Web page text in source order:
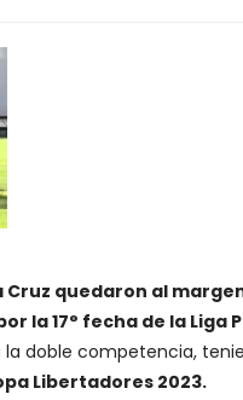
Cruz quedaron al
la 17° fecha de la Liga
la doble competencia,
Libertadores 2023.